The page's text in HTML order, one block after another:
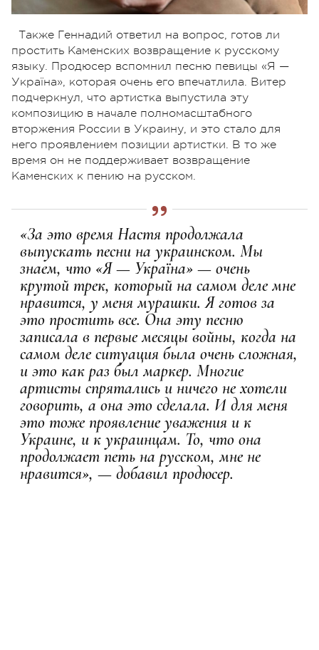
Также Геннадий ответил на вопрос, готов ли
простить Каменских возвращение к русскому
языку. Продюсер вспомнил песню певицы «Я —
Україна», которая очень его впечатлила. Витер
подчеркнул, что артистка выпустила эту
композицию в начале полномасштабного
вторжения России в Украину, и это стало для
него проявлением позиции артистки. В то же
время он не поддерживает возвращение
Каменских к пению на русском.
«За это время Настя продолжала
выпускать песни на украинском. Мы
знаем, что «Я — Україна» — очень
крутой трек, который на самом деле мне
нравится, у меня мурашки. Я готов за
это простить все. Она эту песню
записала в первые месяцы войны, когда на
самом деле ситуация была очень сложная,
и это как раз был маркер. Многие
артисты спрятались и ничего не хотели
говорить, а она это сделала. И для меня
это тоже проявление уважения и к
Украине, и к украинцам. То, что она
продолжает петь на русском, мне не
нравится», — добавил продюсер.